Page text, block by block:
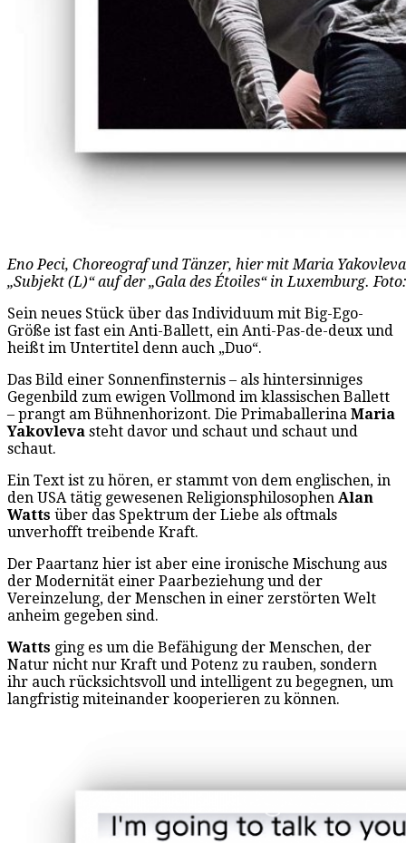
Eno Peci, Choreograf und Tänzer, hier mit Maria
„Subjekt (L)“ auf der „Gala des Étoiles“ in Luxemburg.
Sein neues Stück über das Individuum mit Big-Ego-
Größe ist fast ein Anti-Ballett, ein Anti-Pas-de-deux und
heißt im Untertitel denn auch „Duo“.
Das Bild einer Sonnenfinsternis – als hintersinniges
Gegenbild zum ewigen Vollmond im klassischen Ballett
– prangt am Bühnenhorizont. Die Primaballerina Maria
Yakovleva steht davor und schaut und schaut und
schaut.
Ein Text ist zu hören, er stammt von dem englischen, in
den USA tätig gewesenen Religionsphilosophen Alan
Watts über das Spektrum der Liebe als oftmals
unverhofft treibende Kraft.
Der Paartanz hier ist aber eine ironische Mischung aus
der Modernität einer Paarbeziehung und der
Vereinzelung, der Menschen in einer zerstörten Welt
anheim gegeben sind.
Watts ging es um die Befähigung der Menschen, der
Natur nicht nur Kraft und Potenz zu rauben, sondern
ihr auch rücksichtsvoll und intelligent zu begegnen, um
langfristig miteinander kooperieren zu können.